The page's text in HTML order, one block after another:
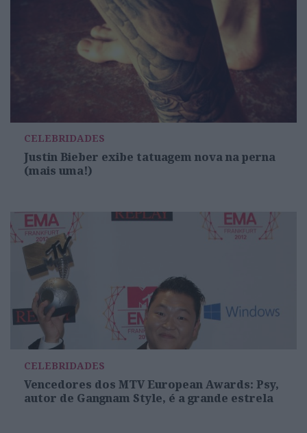
CELEBRIDADES
Justin Bieber exibe tatuagem nova na perna
(mais uma!)
CELEBRIDADES
Vencedores dos MTV European Awards: Psy,
autor de Gangnam Style, é a grande estrela